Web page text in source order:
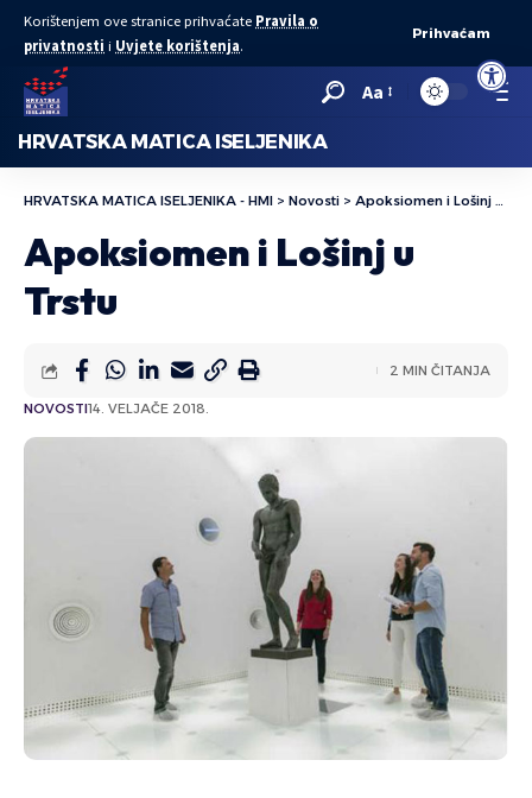
Open
Korištenjem ove stranice prihvaćate Pravila o
privatnosti i Uvjete korištenja.
Prihvaćam
Aa
HRVATSKA MATICA ISELJENIKA
HRVATSKA MATICA ISELJENIKA - HMI > Novosti > Apoksiomen i Lošinj u Trstu
Apoksiomen i Lošinj u
Trstu
NOVOSTI14. VELJAČE 2018.
2 MIN ČITANJA